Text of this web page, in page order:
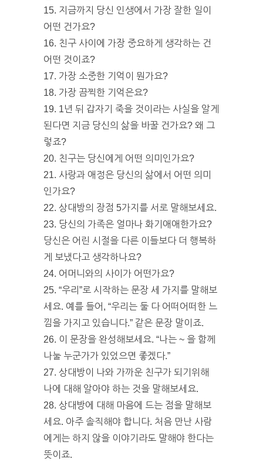
15. 지금까지 당신 인생에서 가장 잘한 일이
어떤 건가요?
16. 친구 사이에 가장 중요하게 생각하는 건
어떤 것이죠?
17. 가장 소중한 기억이 뭔가요?
18. 가장 끔찍한 기억은요?
19. 1년 뒤 갑자기 죽을 것이라는 사실을 알게
된다면 지금 당신의 삶을 바꿀 건가요? 왜 그
렇죠?
20. 친구는 당신에게 어떤 의미인가요?
21. 사랑과 애정은 당신의 삶에서 어떤 의미
인가요?
22. 상대방의 장점 5가지를 서로 말해보세요.
23. 당신의 가족은 얼마나 화기애애한가요?
당신은 어린 시절을 다른 이들보다 더 행복하
게 보냈다고 생각하나요?
24. 어머니와의 사이가 어떤가요?
25. “우리”로 시작하는 문장 세 가지를 말해보
세요. 예를 들어, “우리는 둘 다 어떠어떠한 느
낌을 가지고 있습니다.” 같은 문장 말이죠.
26. 이 문장을 완성해보세요. “나는 ~ 을 함께
나눌 누군가가 있었으면 좋겠다.”
27. 상대방이 나와 가까운 친구가 되기위해
나에 대해 알아야 하는 것을 말해보세요.
28. 상대방에 대해 마음에 드는 점을 말해보
세요. 아주 솔직해야 합니다. 처음 만난 사람
에게는 하지 않을 이야기라도 말해야 한다는
뜻이죠.